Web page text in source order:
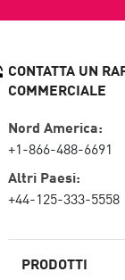
PRODOTTI
CONTATTA UN
COMMERCIALE
Nord America:
+1-866-488-6691
Altri Paesi:
+44-125-333-5558